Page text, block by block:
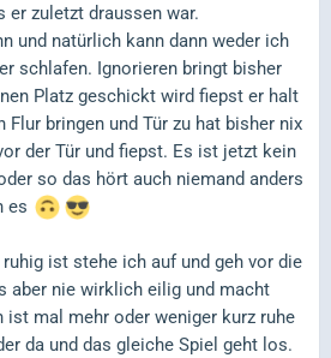
er zuletzt draussen war.
und natürlich kann dann weder ich
schlafen. Ignorieren bringt bisher
Platz geschickt wird fiepst er halt
Flur bringen und Tür zu hat bisher nix
der Tür und fiepst. Es ist jetzt kein
so das hört auch niemand anders
es
ist stehe ich auf und geh vor die
aber nie wirklich eilig und macht
ist mal mehr oder weniger kurz ruhe
da und das gleiche Spiel geht los.